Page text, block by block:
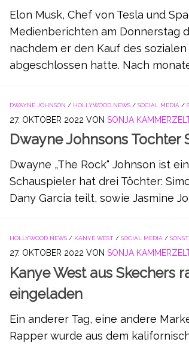
Elon Musk, Chef von Tesla und
Medienberichten am Donnerstag
nachdem er den Kauf des
abgeschlossen hatte. Nach
DWAYNE JOHNSON / HOLLYWOOD NEWS / SOCIAL MEDIA /
27. OKTOBER 2022 VON SONJA
Dwayne Johnsons
Dwayne „The Rock“ Johnson ist
Schauspieler hat drei Töchter:
Dany Garcia teilt, sowie Jasmine
HOLLYWOOD NEWS / KANYE WEST / SOCIAL MEDIA /
27. OKTOBER 2022 VON SONJA
Kanye West aus Skechers
eingeladen
Ein anderer Tag, eine andere
Rapper wurde aus dem